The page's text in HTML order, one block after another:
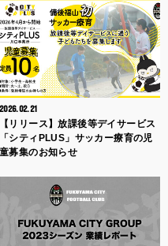
2026.02.21
【リリース】放課後等デイサービス
「シティPLUS」サッカー療育の児
童募集のお知らせ